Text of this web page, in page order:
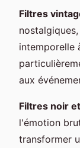
Filtres
intemporelle
aux
Filtres noir
l'émotion
transformer